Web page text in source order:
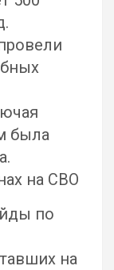
была
на СВО
по
на